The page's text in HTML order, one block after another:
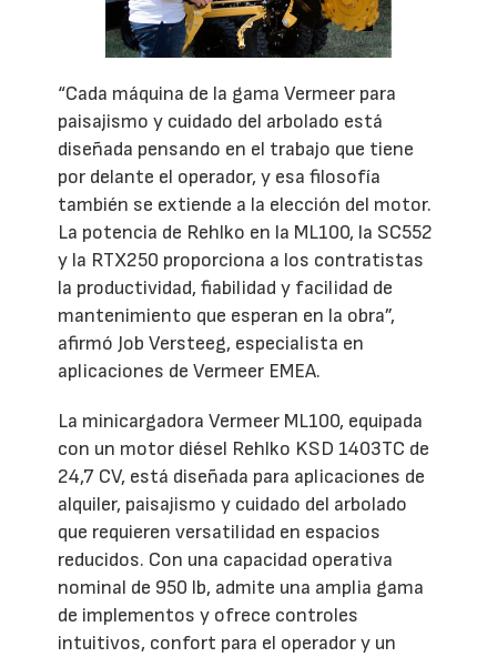
“Cada máquina de la gama Vermeer para
paisajismo y cuidado del arbolado está
diseñada pensando en el trabajo que tiene
por delante el operador, y esa filosofía
también se extiende a la elección del motor.
La potencia de Rehlko en la ML100, la SC552
y la RTX250 proporciona a los contratistas
la productividad, fiabilidad y facilidad de
mantenimiento que esperan en la obra”,
afirmó Job Versteeg, especialista en
aplicaciones de Vermeer EMEA.
La minicargadora Vermeer ML100, equipada
con un motor diésel Rehlko KSD 1403TC de
24,7 CV, está diseñada para aplicaciones de
alquiler, paisajismo y cuidado del arbolado
que requieren versatilidad en espacios
reducidos. Con una capacidad operativa
nominal de 950 lb, admite una amplia gama
de implementos y ofrece controles
intuitivos, confort para el operador y un